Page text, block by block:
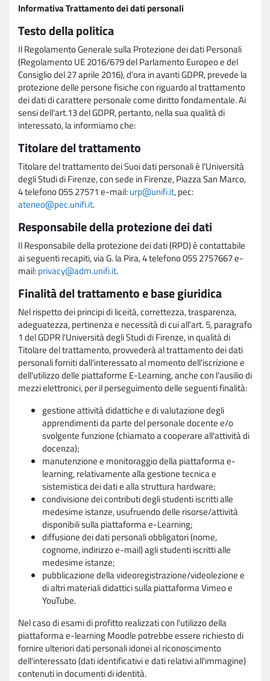
Informativa Trattamento dei dati personali
Testo della politica
Il Regolamento Generale sulla Protezione dei dati Personali
(Regolamento UE 2016/679 del Parlamento Europeo e del
Consiglio del 27 aprile 2016), d'ora in avanti GDPR, prevede la
protezione delle persone fisiche con riguardo al trattamento
dei dati di carattere personale come diritto fondamentale. Ai
sensi dell'art.13 del GDPR, pertanto, nella sua qualità di
interessato, la informiamo che:
Titolare del trattamento
Titolare del trattamento dei Suoi dati personali è l'Università
degli Studi di Firenze, con sede in Firenze, Piazza San Marco,
4 telefono 055 27571 e-mail:urp@unifi.it, pec:
ateneo@pec.unifi.it.
Responsabile della protezione dei dati
Il Responsabile della protezione dei dati (RPD) è contattabile
ai seguenti recapiti, via G. la Pira, 4 telefono 055 2757667 e-
mail:privacy@adm.unifi.it.
Finalità del trattamento e base giuridica
Nel rispetto dei principi di liceità, correttezza, trasparenza,
adeguatezza, pertinenza e necessità di cui all'art. 5, paragrafo
1 del GDPR l'Università degli Studi di Firenze, in qualità di
Titolare del trattamento, provvederà al trattamento dei dati
personali forniti dall'interessato al momento dell'iscrizione e
dell'utilizzo delle piattaforme E-Learning, anche con l'ausilio di
mezzi elettronici, per il perseguimento delle seguenti finalità:
gestione attività didattiche e di valutazione degli
apprendimenti da parte del personale docente e/o
svolgente funzione (chiamato a cooperare all'attività di
docenza);
manutenzione e monitoraggio della piattaforma e-
learning, relativamente alla gestione tecnica e
sistemistica dei dati e alla struttura hardware;
condivisione dei contributi degli studenti iscritti alle
medesime istanze, usufruendo delle risorse/attività
disponibili sulla piattaforma e-Learning;
diffusione dei dati personali obbligatori (nome,
cognome, indirizzo e-mail) agli studenti iscritti alle
medesime istanze;
pubblicazione della videoregistrazione/videolezione e
di altri materiali didattici sulla piattaforma Vimeo e
YouTube.
Nel caso di esami di profitto realizzati con l'utilizzo della
piattaforma e-learning Moodle potrebbe essere richiesto di
fornire ulteriori dati personali idonei al riconoscimento
dell'interessato (dati identificativi e dati relativi all'immagine)
contenuti in documenti di identità.